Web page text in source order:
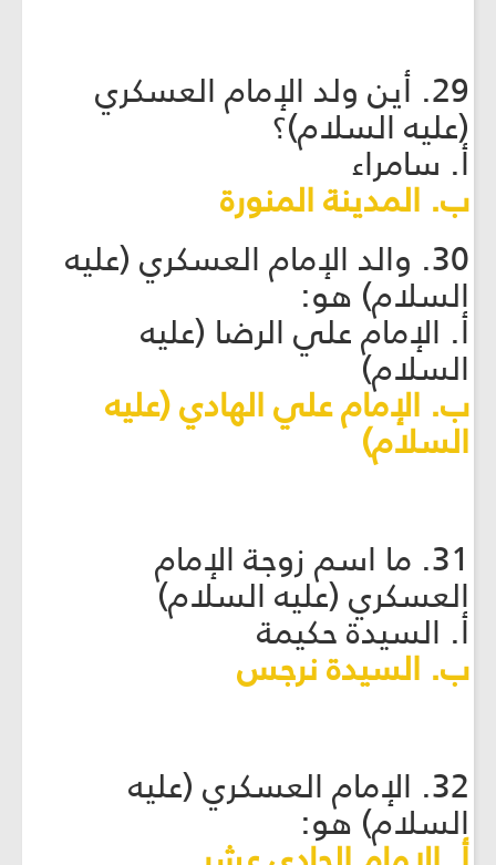
29. أين ولد الإمام العسكري
(عليه السلام)؟
أ. سامراء
ب. المدينة المنورة
30. والد الإمام العسكري (عليه
السلام) هو:
أ. الإمام علي الرضا (عليه
السلام)
ب. الإمام علي الهادي (عليه
السلام)
31. ما اسم زوجة الإمام
العسكري (عليه السلام)
أ. السيدة حكيمة
ب. السيدة نرجس
32. الإمام العسكري (عليه
السلام) هو: